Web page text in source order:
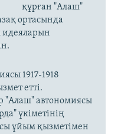
құрған "Алаш"
ортасында
идеяларын
1917-1918
етті.
"Алаш" автономиясы
үкіметінің
ұйым қызметімен